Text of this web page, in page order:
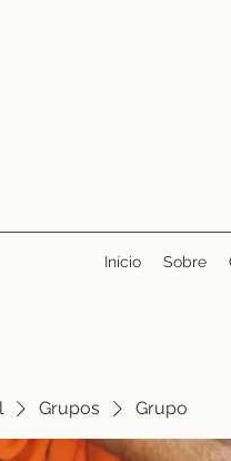
Início Sobre
Grupos Grupo